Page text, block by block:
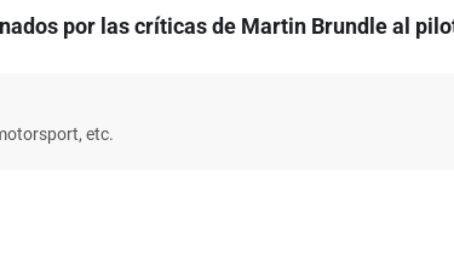
por las críticas de Martin Brundle al
etc.